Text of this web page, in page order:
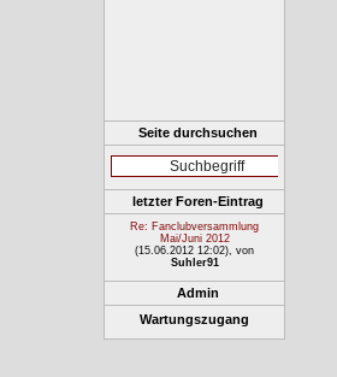
Seite durchsuchen
letzter Foren-Eintrag
Re: Fanclubversammlung
Mai/Juni 2012
(15.06.2012 12:02), von
Suhler91
Admin
Wartungszugang